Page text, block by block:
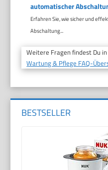
automatischer
Erfahren Sie, wie sicher und
Abschaltung...
Weitere Fragen findest Du
Wartung & Pflege FAQ-
BESTSELLER